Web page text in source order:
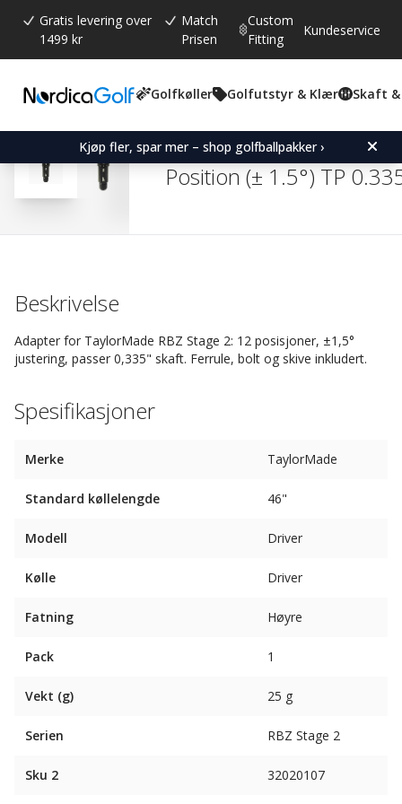
Gratis levering over
1499 kr
Match
Prisen
Custom
Fitting
Kundeservice
Golfkøller Golfutstyr & Klær Skaft &
Kjøp fler, spar mer – shop golfballpakker ›
Gjennomsnittskarakter:
4.8 (stemmer:
527)
TaylorMade RBZ Stage
Position (± 1.5°) TP
Beskrivelse
Adapter for TaylorMade RBZ Stage 2: 12 posisjoner, ±1,5°
justering, passer 0,335" skaft. Ferrule, bolt og skive inkludert.
Spesifikasjoner
Merke TaylorMade
Standard køllelengde 46"
Modell Driver
Kølle Driver
Fatning Høyre
Pack 1
Vekt (g) 25 g
Serien RBZ Stage 2
Sku 2 32020107